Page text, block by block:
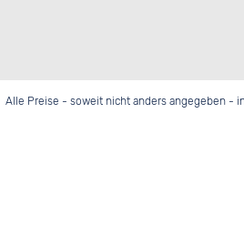
Alle Preise - soweit nicht anders angegeben -